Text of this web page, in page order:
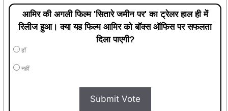
आमिर की अगली फिल्म 'सितारे जमीन पर' का ट्रेलर हाल ही में
रिलीज हुआ। क्या यह फिल्म आमिर को बॉक्स ऑफिस पर सफलता
दिला पाएगी?
हाँ
नहीं
Submit Vote